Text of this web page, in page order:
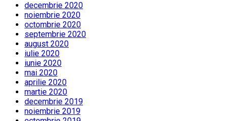
decembrie 2020
noiembrie 2020
octombrie 2020
septembrie 2020
august 2020
iulie 2020
iunie 2020
mai 2020
aprilie 2020
martie 2020
decembrie 2019
noiembrie 2019